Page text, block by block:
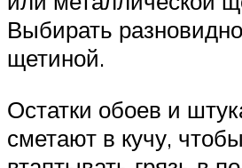
Выбирать
щетиной.
Остатки обоев и
сметают в кучу,